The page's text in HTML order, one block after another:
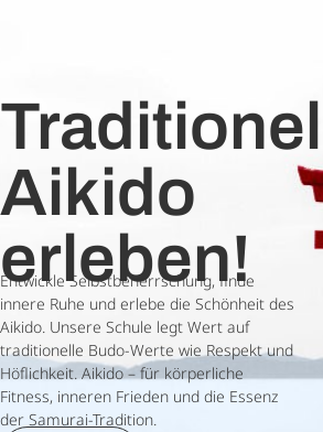
Aikido
erleben!
Entwickle Selbstbeherrschung, finde
innere Ruhe und erlebe die Schönheit des
Aikido. Unsere Schule legt Wert auf
traditionelle Budo-Werte wie Respekt und
Höflichkeit. Aikido – für körperliche
Fitness, inneren Frieden und die Essenz
der Samurai-Tradition.